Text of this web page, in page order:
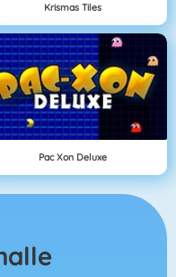
Krismas Tiles
Pac Xon Deluxe